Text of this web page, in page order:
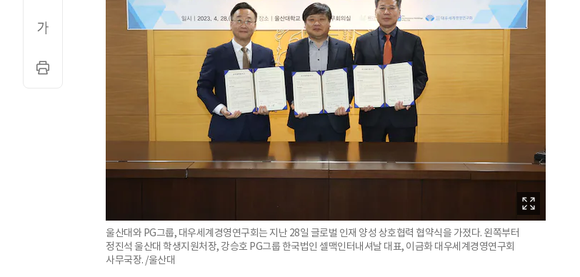
울산대와 PG그룹, 대우세계경영연구회는 지난 28일 글로벌 인재 양성 상호협력 협약식을 가졌다. 왼쪽부터
정진석 울산대 학생지원처장, 강승호 PG그룹 한국법인 셀맥인터내셔날 대표, 이금화 대우세계경영연구회
사무국장. /울산대